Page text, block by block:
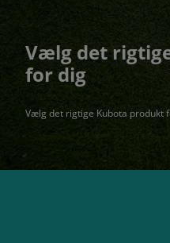
Vælg det
for dig
Vælg det rigtige Kubota produkt